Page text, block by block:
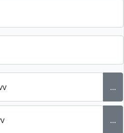
...
...